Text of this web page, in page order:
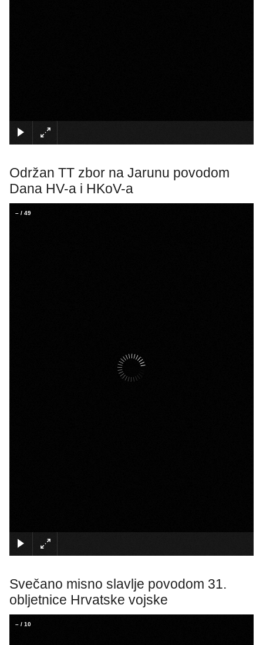
Održan TT zbor na Jarunu povodom
Dana HV-a i HKoV-a
– / 49
Svečano misno slavlje povodom 31.
obljetnice Hrvatske vojske
– / 10